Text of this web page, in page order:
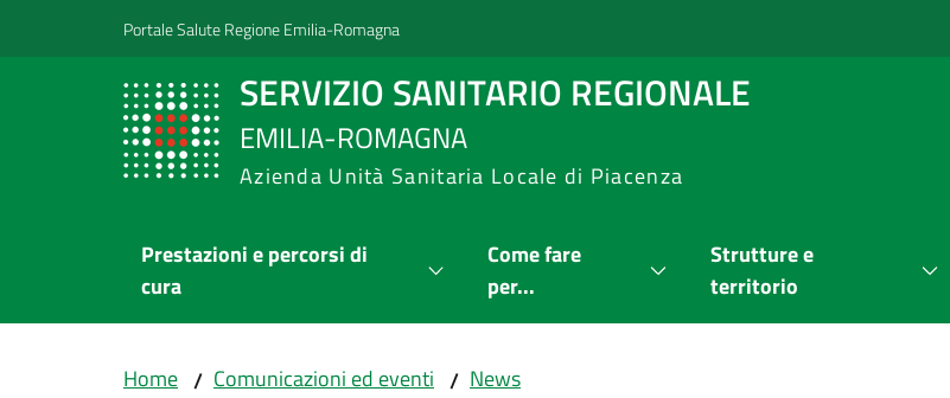
Vai al contenuto
Vai alla navigazionePortale Salute Regione Emilia-Romagna
SERVIZIO SANITARIO REGIONALE
EMILIA-ROMAGNA
Azienda Unità Sanitaria Locale di Piacenza
Prestazioni e percorsi di
cura
Come fare
per...
Strutture e
territorio
Home / Comunicazioni ed eventi / News